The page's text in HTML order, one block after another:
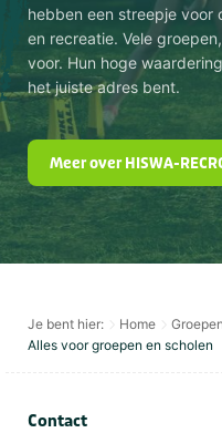
hebben een streepje voor
en recreatie. Vele
voor. Hun hoge
het juiste adres bent.
Meer over HISWA-
Je bent hier: Home
Alles voor groepen en scholen
Contact